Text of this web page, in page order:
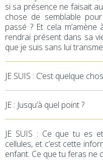
si sa présence ne faisait
chose de semblable
passé ? Et cela
rendrai présent dans sa
que je suis sans lui
JE SUIS : C’est quelque
JE : Jusqu’à quel point ?
JE SUIS : Ce que tu es
cellules, et c’est cette
enfant. Ce que tu feras ne